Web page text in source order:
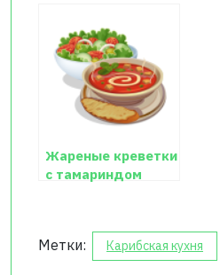
Жареные креветки
с тамариндом
Метки: Карибская кухня